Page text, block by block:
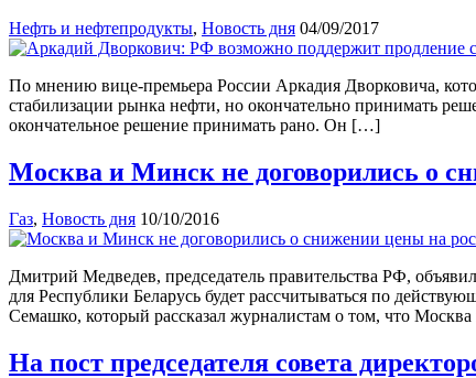
Нефть и нефтепродукты, Новость дня 04/09/2017
По мнению вице-премьера России Аркадия Дворковича,
стабилизации рынка нефти, но окончательно принимать
окончательное решение принимать рано. Он […]
Москва и Минск не договорились о
Газ, Новость дня 10/10/2016
Дмитрий Медведев, председатель правительства РФ,
для Республики Беларусь будет рассчитываться по
Семашко, который рассказал журналистам о том, что
На пост председателя совета